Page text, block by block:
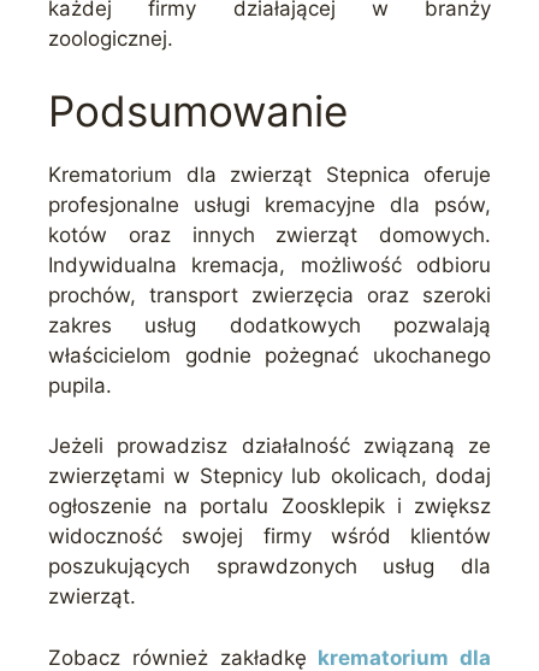
każdej firmy działającej w branży
zoologicznej.
Podsumowanie
Krematorium dla zwierząt Stepnica oferuje
profesjonalne usługi kremacyjne dla psów,
kotów oraz innych zwierząt domowych.
Indywidualna kremacja, możliwość odbioru
prochów, transport zwierzęcia oraz szeroki
zakres usług dodatkowych pozwalają
właścicielom godnie pożegnać ukochanego
pupila.
Jeżeli prowadzisz działalność związaną ze
zwierzętami w Stepnicy lub okolicach, dodaj
ogłoszenie na portalu Zoosklepik i zwiększ
widoczność swojej firmy wśród klientów
poszukujących sprawdzonych usług dla
zwierząt.
Zobacz również zakładkę krematorium dla